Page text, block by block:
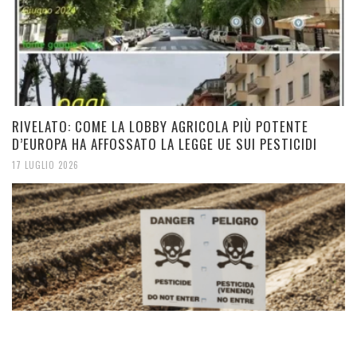
RIVELATO: COME LA LOBBY AGRICOLA PIÙ POTENTE
D’EUROPA HA AFFOSSATO LA LEGGE UE SUI PESTICIDI
17 LUGLIO 2026